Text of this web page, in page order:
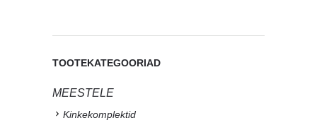
TOOTEKATEGOORIAD
MEESTELE
Kinkekomplektid